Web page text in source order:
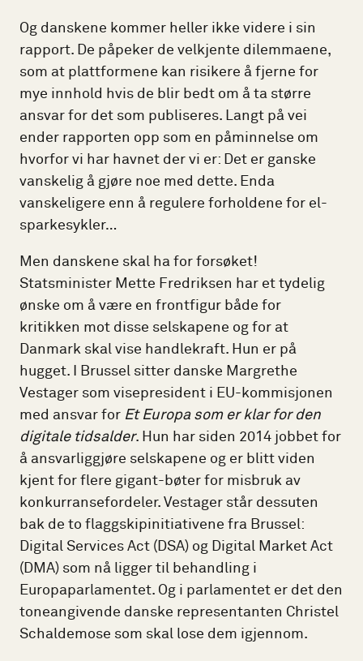
Og danskene kommer heller ikke videre i sin
rapport. De påpeker de velkjente dilemmaene,
som at plattformene kan risikere å fjerne for
mye innhold hvis de blir bedt om å ta større
ansvar for det som publiseres. Langt på vei
ender rapporten opp som en påminnelse om
hvorfor vi har havnet der vi er: Det er ganske
vanskelig å gjøre noe med dette. Enda
vanskeligere enn å regulere forholdene for el-
sparkesykler…
Men danskene skal ha for forsøket!
Statsminister Mette Fredriksen har et tydelig
ønske om å være en frontfigur både for
kritikken mot disse selskapene og for at
Danmark skal vise handlekraft. Hun er på
hugget. I Brussel sitter danske Margrethe
Vestager som visepresident i EU-kommisjonen
med ansvar for Et Europa som er klar for den
digitale tidsalder. Hun har siden 2014 jobbet for
å ansvarliggjøre selskapene og er blitt viden
kjent for flere gigant-bøter for misbruk av
konkurransefordeler. Vestager står dessuten
bak de to flaggskipinitiativene fra Brussel:
Digital Services Act (DSA) og Digital Market Act
(DMA) som nå ligger til behandling i
Europaparlamentet. Og i parlamentet er det den
toneangivende danske representanten Christel
Schaldemose som skal lose dem igjennom.